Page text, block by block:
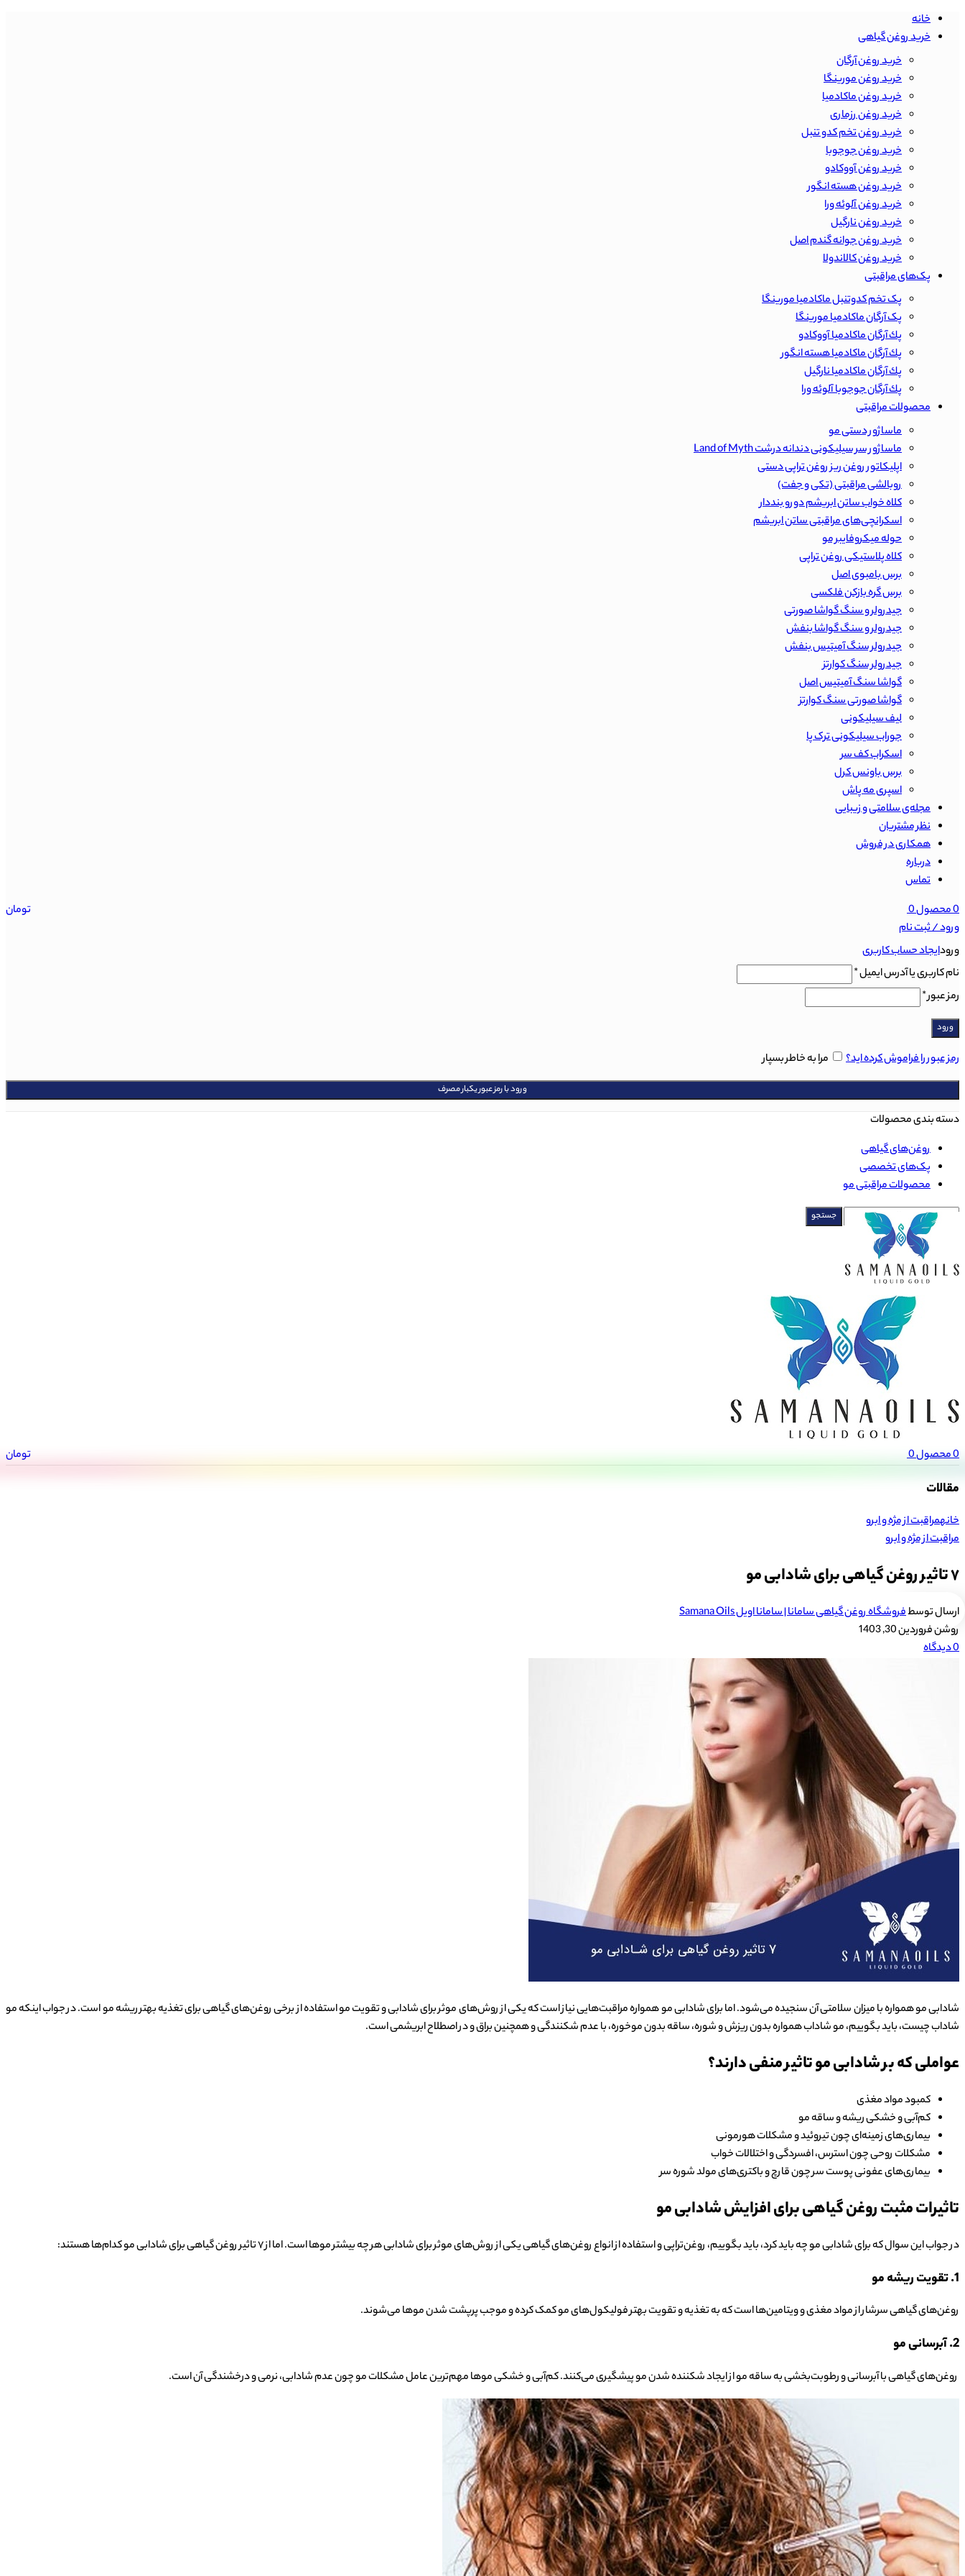
خانه
خرید روغن گیاهی
خرید روغن آرگان
خرید روغن مورینگا
خرید روغن ماکادمیا
خرید روغن رزماری
خرید روغن تخم کدو تنبل
خرید روغن جوجوبا
خرید روغن آووکادو
خرید روغن هسته انگور
خرید روغن آلوئه ورا
خرید روغن نارگیل
خرید روغن جوانه گندم اصل
خرید روغن کالاندولا
پک‌های مراقبتی
پک تخم کدوتنبل ماکادمیا مورینگا
پک آرگان ماکادمیا مورینگا
پك آرگان ماكادميا آووكادو
پك آرگان ماكادميا هسته انگور
پك آرگان ماكادميا نارگيل
پك آرگان جوجوبا آلوئه ورا
محصولات مراقبتی
ماساژور دستی مو
ماساژور سر سیلیکونی دندانه درشت Land of Myth
اپلیکاتور روغن ریز روغن تراپی دستی
روبالشی مراقبتی (تکی و جفت)
کلاه خواب ساتن ابریشم دورو بنددار
اسکرانچی‌های مراقبتی ساتن ابریشم
حوله میکروفایبر مو
کلاه پلاستیکی روغن تراپی
برس بامبوی اصل
برس گره بازکن فلکسی
جیدرولر و سنگ گواشا صورتی
جیدرولر و سنگ گواشا بنفش
جیدرولر سنگ آمیتیس بنفش
جیدرولر سنگ کوارتز
گواشا سنگ آمیتیس اصل
گواشا صورتی سنگ کوارتز
لیف سیلیکونی
جوراب سیلیکونی ترک پا
اسکراب کف سر
برس باونس کرل
اسپری مه پاش
مجله‌ی سلامتی و زیبایی
نظر مشتریان
همکاری در فروش
درباره
تماس
0محصول0
تومان
ورود / ثبت نام
ورودایجاد حساب کاربری
نام کاربری یا آدرس ایمیل*
رمز عبور*
ورود
رمز عبور را فراموش کرده اید؟ مرا به خاطر بسپار
ورود با رمز عبور یکبار مصرف
دسته بندی محصولات
روغن‌های گياهی
پک‌های تخصصی
محصولات مراقبتی مو
جستجو
0محصول0 تومان
مقالات
خانهمراقبت از مژه و ابرو
مراقبت از مژه و ابرو
۷ تاثیر روغن گیاهی برای شادابی مو
ارسال توسطفروشگاه روغن گیاهی سامانا | سامانا اویل Samana Oils
روشن فروردین 30, 1403
0دیدگاه
شادابی مو همواره با میزان سلامتی آن سنجیده می‌شود. اما برای شادابی مو همواره مراقبت‌هایی نیاز است که یکی از روش‌های موثر برای شادابی و تقویت مو استفاده از برخی روغن‌های گیاهی برای تغذیه بهتر ریشه مو است. در جواب اینکه مو
شاداب چیست، باید بگوییم، مو شاداب همواره بدون ریزش و شوره، ساقه بدون موخوره، با عدم شکنندگی و همچنین براق و در اصطلاح ابریشمی است.
عواملی که بر شادابی مو تاثیر منفی دارند؟
کمبود مواد مغذی
کم‌آبی و خشکی ریشه و ساقه مو
بیماری‌های زمینه‌ای چون تیروئید و مشکلات هورمونی
مشکلات روحی چون استرس، افسردگی و اختلالات خواب
بیماری‌های عفونی پوست سر چون قارچ و باکتری‌‌های مولد شوره سر
تاثیرات مثبت روغن گیاهی برای افزایش شادابی مو
در جواب این سوال که برای شادابی مو چه باید کرد، باید بگوییم، روغن‌تراپی و استفاده از انواع روغن‌های گیاهی یکی از روش‌های موثر برای شادابی هر چه بیشتر مو‌ها است. اما از ۷ تاثیر روغن گیاهی برای شادابی مو کدام‌ها هستند:
1. تقویت ریشه مو
روغن‌های گیاهی سرشار از مواد مغذی و ویتامین‌ها است که به تغذیه و تقویت بهتر فولیکول‌های مو کمک کرده و موجب پرپشت شدن مو‌ها می‌شوند.
2. آبرسانی مو
روغن‌های گیاهی با آبرسانی و رطوبت‌بخشی به ساقه مو از ایجاد شکننده شدن مو پیشگیری می‌کنند. کم‌آبی و خشکی مو‌ها مهم‌ترین عامل مشکلات مو چون عدم شادابی، نرمی و درخشندگی آن است.